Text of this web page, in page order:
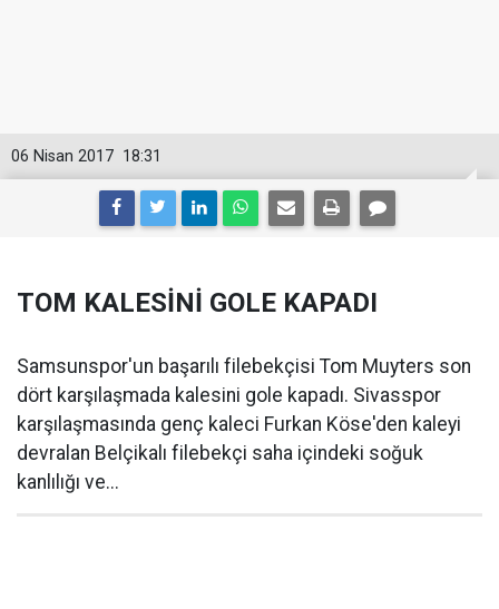
18:31
06 Nisan 2017
TOM KALESİNİ GOLE KAPADI
Samsunspor'un başarılı filebekçisi Tom Muyters son
dört karşılaşmada kalesini gole kapadı. Sivasspor
karşılaşmasında genç kaleci Furkan Köse'den kaleyi
devralan Belçikalı filebekçi saha içindeki soğuk
kanlılığı ve...